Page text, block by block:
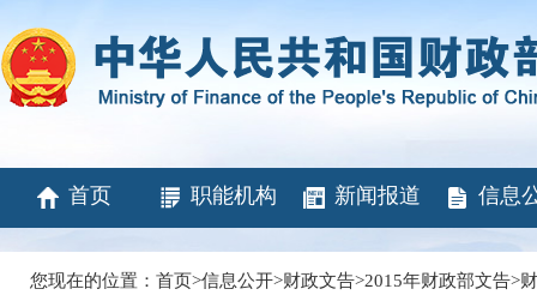
首页 职能机构 新闻报道 信息
您现在的位置： 首页>信息公开>财政文告>2015年财政部文告>